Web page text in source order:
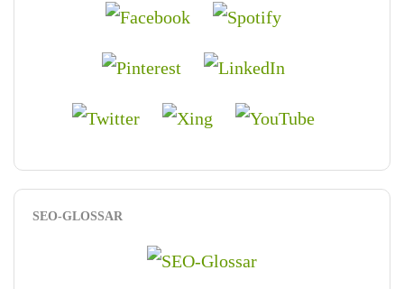
SEO-GLOSSAR